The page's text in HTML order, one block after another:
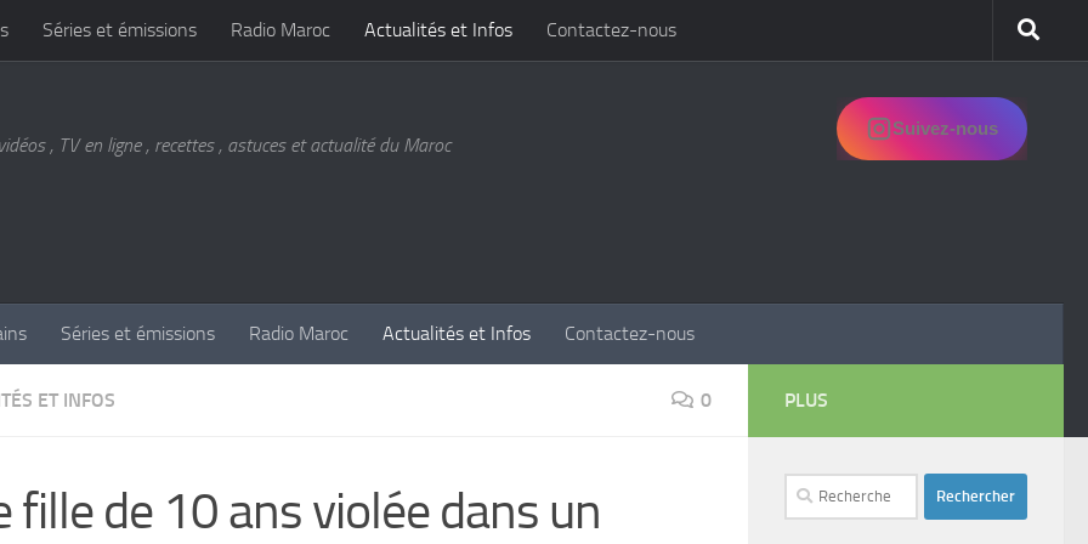
Séries et émissions Radio Maroc Actualités et Infos Contactez-nous
, TV en ligne , recettes , astuces et actualité du Maroc
Suivez-nous
Séries et émissions Radio Maroc Actualités et Infos Contactez-nous
ET INFOS 0
fille de 10 ans violée dans un
PLUS
Rechercher :